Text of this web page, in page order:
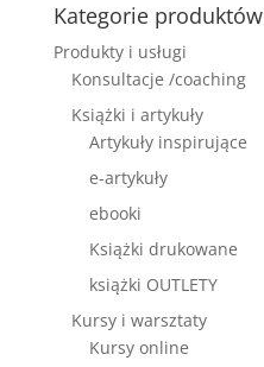
Kategorie produktów
Produkty i usługi
Konsultacje /coaching
Książki i artykuły
Artykuły inspirujące
e-artykuły
ebooki
Książki drukowane
książki OUTLETY
Kursy i warsztaty
Kursy online